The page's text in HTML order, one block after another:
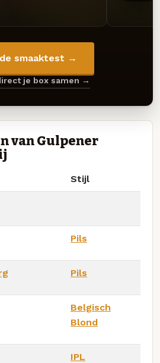
smaaktest →
je box samen →
van Gulpener
Stijl
Pils
Pils
Belgisch
Blond
IPL